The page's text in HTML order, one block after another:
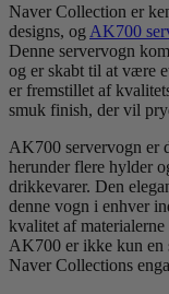
Naver Collection er
designs, og AK700
Denne servervogn
og er skabt til at være
er fremstillet af
smuk finish, der vil
AK700 servervogn er
herunder flere hylder
drikkevarer. Den
denne vogn i enhver
kvalitet af
AK700 er ikke kun en
Naver Collections